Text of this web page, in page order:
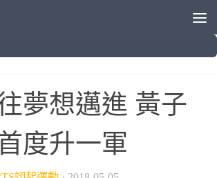
夢想邁進 黃子
度升一軍